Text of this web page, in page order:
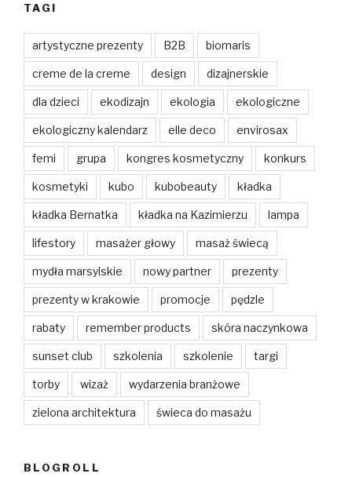
TAGI
artystyczne prezenty B2B biomaris
creme de la creme design dizajnerskie
dla dzieci ekodizajn ekologia ekologiczne
ekologiczny kalendarz elle deco envirosax
femi grupa kongres kosmetyczny konkurs
kosmetyki kubo kubobeauty kładka
kładka Bernatka kładka na Kazimierzu lampa
lifestory masażer głowy masaż świecą
mydła marsylskie nowy partner prezenty
prezenty w krakowie promocje pędzle
rabaty remember products skóra naczynkowa
sunset club szkolenia szkolenie targi
torby wizaż wydarzenia branżowe
zielona architektura świeca do masażu
BLOGROLL